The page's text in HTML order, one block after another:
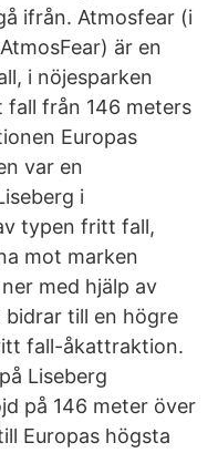
ifrån. Atmosfear (i
är en
i nöjesparken
fall från 146 meters
Europas
var en
i
typen fritt fall,
mot marken
med hjälp av
till en högre
fall-åkattraktion.
Liseberg
på 146 meter över
Europas högsta